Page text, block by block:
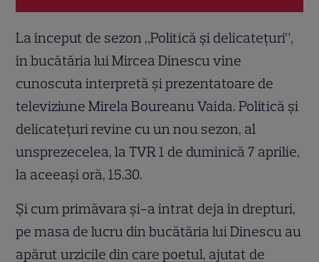
La început de sezon „Politică şi delicateţuri”,
în bucătăria lui Mircea Dinescu vine
cunoscuta interpretă şi prezentatoare de
televiziune Mirela Boureanu Vaida. Politică şi
delicateţuri revine cu un nou sezon, al
unsprezecelea, la TVR 1 de duminică 7 aprilie,
la aceeaşi oră, 15.30.
Şi cum primăvara şi-a intrat deja în drepturi,
pe masa de lucru din bucătăria lui Dinescu au
apărut urzicile din care poetul, ajutat de